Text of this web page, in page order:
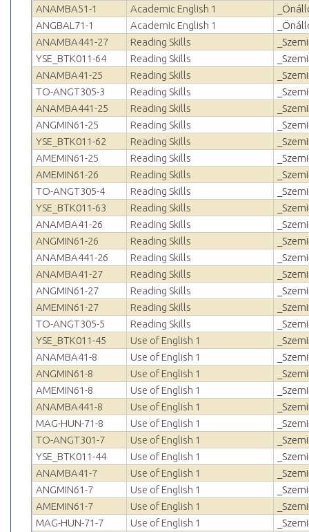
ANAMBA51-1
Academic English 1
ANGBAL71-1
Academic English 1
ANAMBA441-27
Reading Skills
YSE_BTK011-64
Reading Skills
ANAMBA41-25
Reading Skills
TO-ANGT305-3
Reading Skills
ANAMBA441-25
Reading Skills
ANGMIN61-25
Reading Skills
YSE_BTK011-62
Reading Skills
AMEMIN61-25
Reading Skills
AMEMIN61-26
Reading Skills
TO-ANGT305-4
Reading Skills
YSE_BTK011-63
Reading Skills
ANAMBA41-26
Reading Skills
ANGMIN61-26
Reading Skills
ANAMBA441-26
Reading Skills
ANAMBA41-27
Reading Skills
ANGMIN61-27
Reading Skills
AMEMIN61-27
Reading Skills
TO-ANGT305-5
Reading Skills
YSE_BTK011-45
Use of English 1
ANAMBA41-8
Use of English 1
ANGMIN61-8
Use of English 1
AMEMIN61-8
Use of English 1
ANAMBA441-8
Use of English 1
MAG-HUN-71-8
Use of English 1
TO-ANGT301-7
Use of English 1
YSE_BTK011-44
Use of English 1
ANAMBA41-7
Use of English 1
ANGMIN61-7
Use of English 1
AMEMIN61-7
Use of English 1
MAG-HUN-71-7
Use of English 1